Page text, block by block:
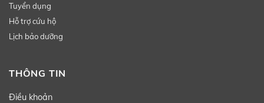
Tuyển dụng
Hỗ trợ cứu hộ
Lịch bảo dưỡng
THÔNG TIN
Điều khoản